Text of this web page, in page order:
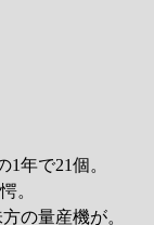
年で21個。
。
の量産機が。